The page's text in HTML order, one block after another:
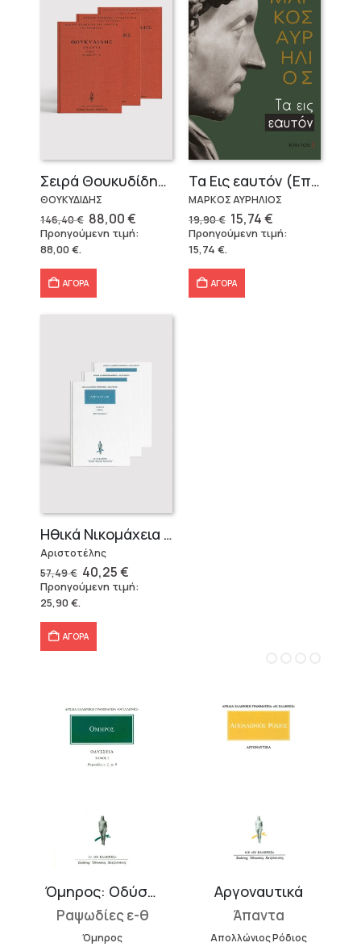
Σειρά Θουκυδίδης – Δεμένο (4 τόμοι)
ΘΟΥΚΥΔΙΔΗΣ
146,40€ Original
price
was:
88,00€Η
τρέχουσα
τιμή
Προηγούμενη τιμή:
88,00€.
ΑΓΟΡΑ
Τα Εις εαυτόν (Επίτομο) – Μάρκος Αυρήλιος
ΜΑΡΚΟΣ ΑΥΡΗΛΙΟΣ
19,90€ Original
price
was:
15,74€Η
τρέχουσα
τιμή
Προηγούμενη τιμή:
15,74 €.
ΑΓΟΡΑ
Ηθικά Νικομάχεια (3 τόμοι)
Αριστοτέλης
57,49€ Original
price
was:
40,25€Η
τρέχουσα
τιμή
Προηγούμενη τιμή:
25,90€.
ΑΓΟΡΑ
Όμηρος: Οδύσσεια 2
Ραψωδίες ε-θ
Όμηρος
Αργοναυτικά
Άπαντα
Απολλώνιος Ρόδιος